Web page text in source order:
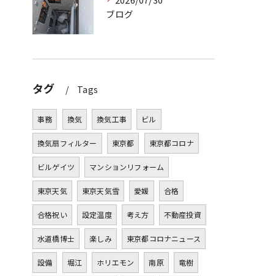
ブログ
タグ Tags
事務 換気 換気工事 ビル
換気扇フィルター 東京都 東京都コロナ
ビルゲイツ マンションリフォーム
東京天気 東京天気雪 愛媛 合格
合格祝い 設定温度 考え方 不動産投資
水道橋博士 楽しみ 東京都コロナニュース
設備 堀江 ホリエモン 南原 竜樹